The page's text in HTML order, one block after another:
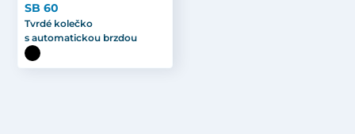
SB 60
Tvrdé kolečko
s automatickou brzdou